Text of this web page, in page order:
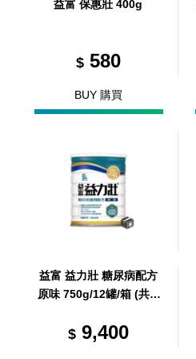
益富 保惠壯 400g
$580
BUY 購買
益富 益力壯 糖尿病配方
原味 750g/12罐/箱 (共 1
$9,400